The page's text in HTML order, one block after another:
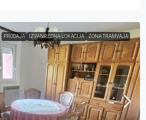
PRODAJA IZVANREDNA LOKACIJA ZONA TRAMVAJA